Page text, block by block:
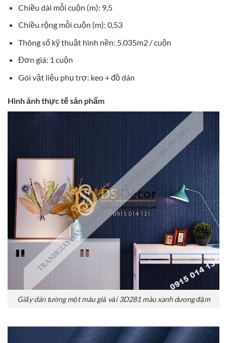
Chiều dài mỗi cuộn (m): 9,5
Chiều rộng mỗi cuộn (m): 0,53
Thông số kỹ thuật hình nền: 5.035m2 / cuộn
Đơn giá: 1 cuộn
Gói vật liệu phụ trợ: keo + đồ dán
Hình ảnh thực tế sản phẩm
Giấy dán tường một màu giả vải 3D281 màu xanh dương đậm